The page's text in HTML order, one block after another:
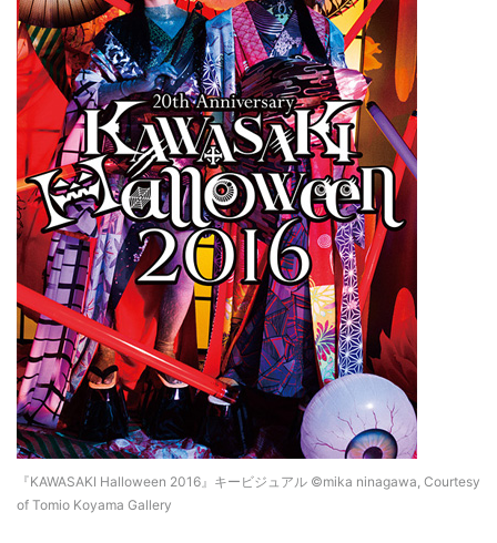
『KAWASAKI Halloween 2016』キービジュアル ©mika ninagawa, Courtesy
of Tomio Koyama Gallery